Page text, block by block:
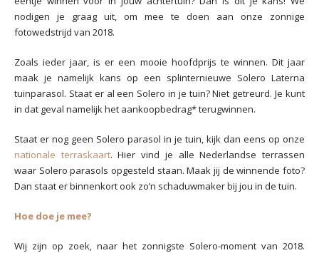
nodigen je graag uit, om mee te doen aan onze zonnige
fotowedstrijd van 2018.
Zoals ieder jaar, is er een mooie hoofdprijs te winnen. Dit jaar
maak je namelijk kans op een splinternieuwe Solero Laterna
tuinparasol. Staat er al een Solero in je tuin? Niet getreurd. Je kunt
in dat geval namelijk het aankoopbedrag* terugwinnen.
Staat er nog geen Solero parasol in je tuin, kijk dan eens op onze
nationale terraskaart. Hier vind je alle Nederlandse terrassen
waar Solero parasols opgesteld staan. Maak jij de winnende foto?
Dan staat er binnenkort ook zo’n schaduwmaker bij jou in de tuin.
Hoe doe je mee?
Wij zijn op zoek, naar het zonnigste Solero-moment van 2018.